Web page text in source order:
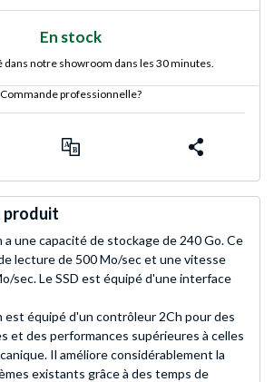
En stock
notre showroom dans les 30 minutes.
Commande professionnelle?
produit
a une capacité de stockage de 240 Go. Ce
lecture de 500 Mo/sec et une vitesse
sec. Le SSD est équipé d'une interface
est équipé d'un contrôleur 2Ch pour des
et des performances supérieures à celles
Il améliore considérablement la
existants grâce à des temps de